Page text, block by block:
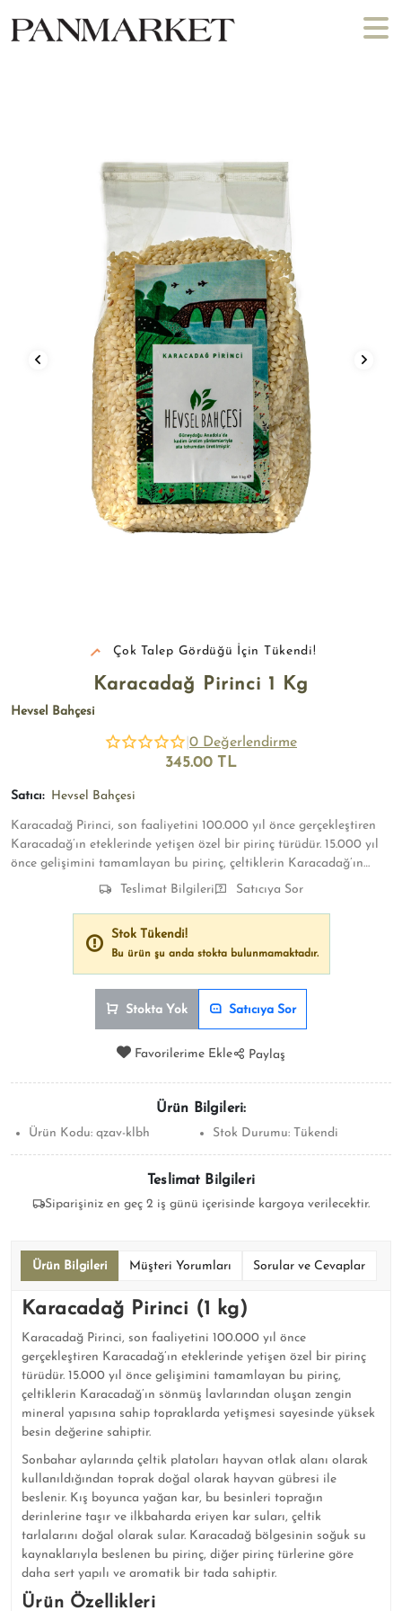
Çok Talep Gördüğü İçin Tükendi!
Karacadağ Pirinci 1 Kg
Hevsel Bahçesi
0 Değerlendirme
345.00 TL
Satıcı: Hevsel Bahçesi
Karacadağ Pirinci, son faaliyetini 100.000 yıl önce gerçekleştiren
Karacadağ’ın eteklerinde yetişen özel bir pirinç türüdür. 15.000 yıl
önce gelişimini tamamlayan bu pirinç, çeltiklerin Karacadağ’ın
sönmüş lavlarından oluşan zengin mineral yapısına sahip
Teslimat Bilgileri Satıcıya Sor
Stok Tükendi!
Bu ürün şu anda stokta bulunmamaktadır.
Stokta Yok Satıcıya Sor
Favorilerime Ekle Paylaş
Ürün Bilgileri:
Ürün Kodu: qzav-klbh Stok Durumu:Tükendi
Teslimat Bilgileri
Siparişiniz en geç 2 iş günü içerisinde kargoya verilecektir.
Ürün Bilgileri Müşteri Yorumları Sorular ve Cevaplar
Karacadağ Pirinci (1 kg)
Karacadağ Pirinci, son faaliyetini 100.000 yıl önce
gerçekleştiren Karacadağ’ın eteklerinde yetişen özel bir pirinç
türüdür. 15.000 yıl önce gelişimini tamamlayan bu pirinç,
çeltiklerin Karacadağ’ın sönmüş lavlarından oluşan zengin
mineral yapısına sahip topraklarda yetişmesi sayesinde yüksek
besin değerine sahiptir.
Sonbahar aylarında çeltik platoları hayvan otlak alanı olarak
kullanıldığından toprak doğal olarak hayvan gübresi ile
beslenir. Kış boyunca yağan kar, bu besinleri toprağın
derinlerine taşır ve ilkbaharda eriyen kar suları, çeltik
tarlalarını doğal olarak sular. Karacadağ bölgesinin soğuk su
kaynaklarıyla beslenen bu pirinç, diğer pirinç türlerine göre
daha sert yapılı ve aromatik bir tada sahiptir.
Ürün Özellikleri